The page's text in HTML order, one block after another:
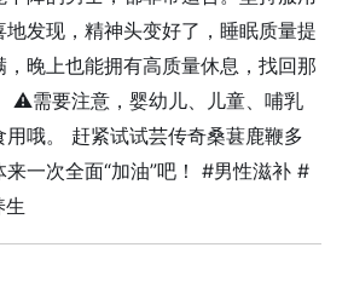
发现，精神头变好了，睡眠质量提
晚上也能拥有高质量休息，找回那
⚠️需要注意，婴幼儿、儿童、哺乳
哦。 赶紧试试芸传奇桑葚鹿鞭多
一次全面“加油”吧！ #男性滋补 #
生